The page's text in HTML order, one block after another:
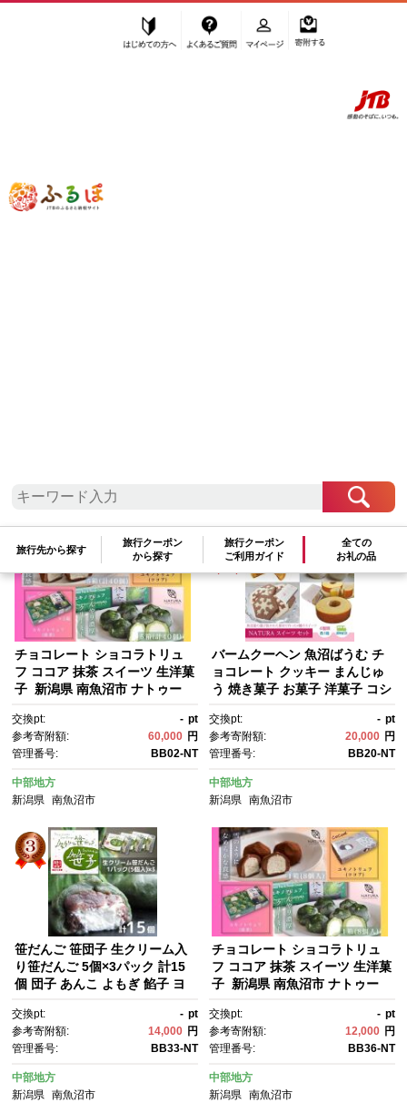
ふるぽ JTBのふるさと納税サイト
旅行先から探す
旅行クーポン
から探す
旅行クーポン
ご利用ガイド
全ての
お礼の品
その他菓子・詰合せ
参考寄附額順
チョコレート ショコラトリュ
フ ココア 抹茶 スイーツ 生洋菓
子 新潟県 南魚沼市 ナトゥー
フ 計10箱
交換pt: - pt
参考寄附額:
60,000 円
管理番号:
BB02-NT
中部地方
新潟県
南魚沼市
バームクーヘン 魚沼ばうむ チ
ョコレート クッキー まんじゅ
う 焼き菓子 お菓子 洋菓子 コシ
魚沼市 ナトゥーラセット 計4箱
交換pt: - pt
参考寄附額:
20,000 円
管理番号:
BB20-NT
中部地方
新潟県 南魚沼市
笹だんご 笹団子 生クリーム入
り笹だんご 5個×3パック 計15
個 団子 あんこ よもぎ 餡子 ヨ
沼市
交換pt: - pt
参考寄附額:
14,000 円
管理番号:
BB33-NT
中部地方
新潟県
南魚沼市
チョコレート ショコラトリュ
フ ココア 抹茶 スイーツ 生洋菓
子 新潟県 南魚沼市 ナトゥー
フ 各1箱（合計2箱）
交換pt: - pt
参考寄附額:
12,000 円
管理番号:
BB36-NT
中部地方
新潟県 南魚沼市